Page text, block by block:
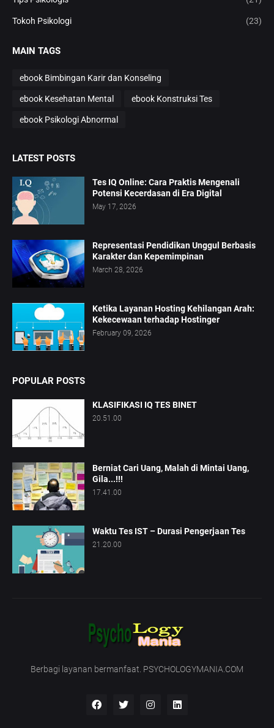
Tokoh Psikologi (23)
MAIN TAGS
ebook Bimbingan Karir dan Konseling
ebook Kesehatan Mental ebook Konstruksi Tes
ebook Psikologi Abnormal
LATEST POSTS
Tes IQ Online: Cara Praktis Mengenali
Potensi Kecerdasan di Era Digital
May 17, 2026
Representasi Pendidikan Unggul Berbasis
Karakter dan Kepemimpinan
March 28, 2026
Ketika Layanan Hosting Kehilangan Arah:
Kekecewaan terhadap Hostinger
February 09, 2026
POPULAR POSTS
KLASIFIKASI IQ TES BINET
20.51.00
Berniat Cari Uang, Malah di Mintai Uang,
Gila...!!!
17.41.00
Waktu Tes IST – Durasi Pengerjaan Tes
21.20.00
Berbagi layanan bermanfaat. PSYCHOLOGYMANIA.COM